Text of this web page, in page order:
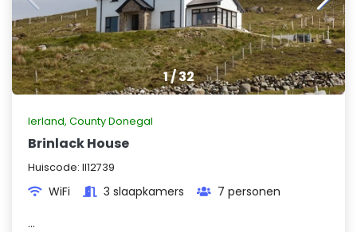
1/32
Ierland, County Donegal
Brinlack House
Huiscode: II12739
WiFi 3 slaapkamers
7 personen
...